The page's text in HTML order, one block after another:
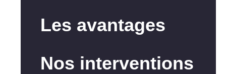
Les avantages
Nos interventions